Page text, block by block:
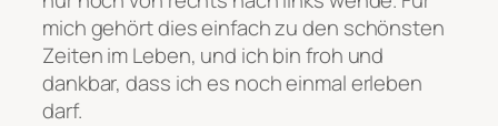
mich gehört dies einfach zu den schönsten
Zeiten im Leben, und ich bin froh und
dankbar, dass ich es noch einmal erleben
darf.